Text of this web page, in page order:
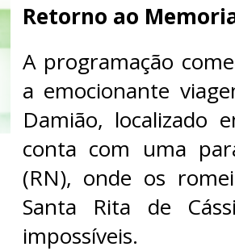
Retorno ao
A programação
a emocionante
Damião, localizado
conta com uma
(RN), onde os
Santa Rita de
impossíveis.